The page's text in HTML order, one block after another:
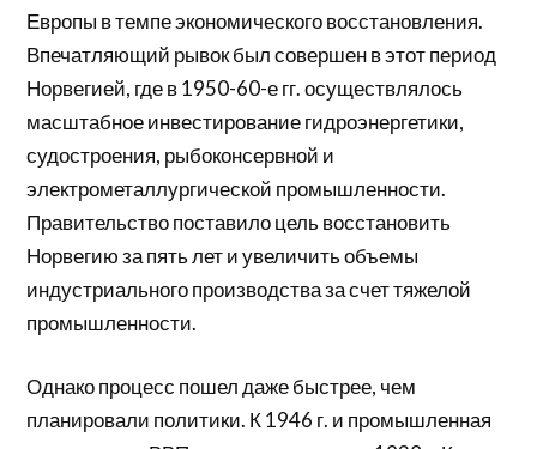
Европы в темпе экономического восстановления.
Впечатляющий рывок был совершен в этот период
Норвегией, где в 1950-60-е гг. осуществлялось
масштабное инвестирование гидроэнергетики,
судостроения, рыбоконсервной и
электрометаллургической промышленности.
Правительство поставило цель восстановить
Норвегию за пять лет и увеличить объемы
индустриального производства за счет тяжелой
промышленности.
Однако процесс пошел даже быстрее, чем
планировали политики. К 1946 г. и промышленная